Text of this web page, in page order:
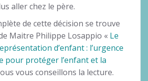
aller chez le père.
de cette décision se trouve
Maitre Philippe Losappio « Le
d’enfant : l’urgence
pour protéger l’enfant et la
vous conseillons la lecture.